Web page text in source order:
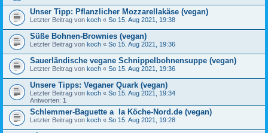
Unser Tipp: Pflanzlicher Mozzarellakäse (vegan)
Letzter Beitrag von koch « So 15. Aug 2021, 19:38
Süße Bohnen-Brownies (vegan)
Letzter Beitrag von koch « So 15. Aug 2021, 19:36
Sauerländische vegane Schnippelbohnensuppe (vegan)
Letzter Beitrag von koch « So 15. Aug 2021, 19:36
Unsere Tipps: Veganer Quark (vegan)
Letzter Beitrag von koch « So 15. Aug 2021, 19:34
Antworten: 1
Schlemmer-Baguette a la Köche-Nord.de (vegan)
Letzter Beitrag von koch « So 15. Aug 2021, 19:28